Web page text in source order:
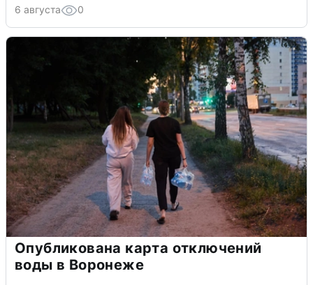
6 августа 0
Опубликована карта отключений
воды в Воронеже